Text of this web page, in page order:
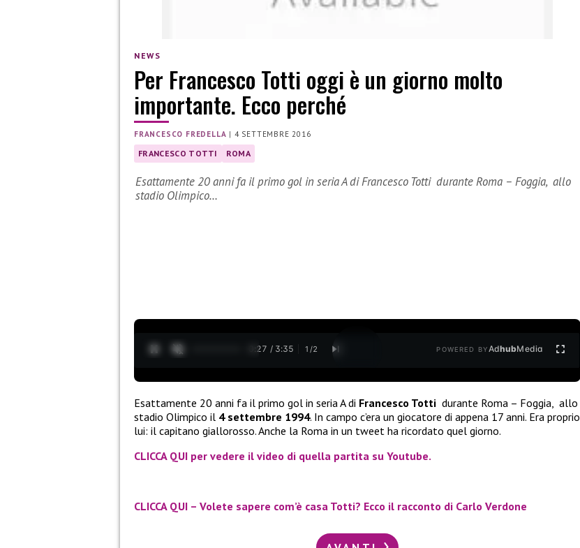
NEWS
Per Francesco Totti oggi è un giorno molto
importante. Ecco perché
FRANCESCO FREDELLA | 4 SETTEMBRE 2016
FRANCESCO TOTTI ROMA
Esattamente 20 anni fa il primo gol in seria A di Francesco Totti durante Roma – Foggia, allo
stadio Olimpico…
0:28 / 3:35 1 /2 POWERED BYAdhubMedia
Esattamente 20 anni fa il primo gol in seria A di Francesco Totti durante Roma – Foggia, allo
stadio Olimpico il 4 settembre 1994. In campo c’era un giocatore di appena 17 anni. Era proprio
lui: il capitano giallorosso. Anche la Roma in un tweet ha ricordato quel giorno.
CLICCA QUI per vedere il video di quella partita su Youtube.
CLICCA QUI – Volete sapere com’è casa Totti? Ecco il racconto di Carlo Verdone